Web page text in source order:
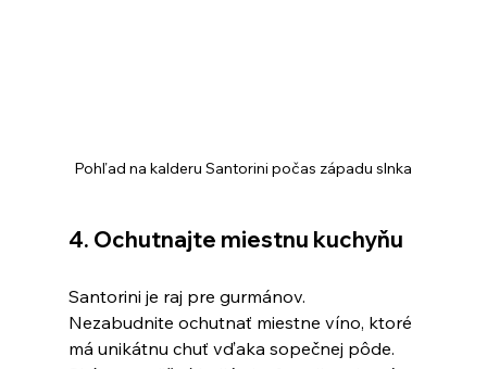
Pohľad na kalderu Santorini počas západu slnka
4. Ochutnajte miestnu kuchyňu
Santorini je raj pre gurmánov.
Nezabudnite ochutnať miestne víno, ktoré
má unikátnu chuť vďaka sopečnej pôde.